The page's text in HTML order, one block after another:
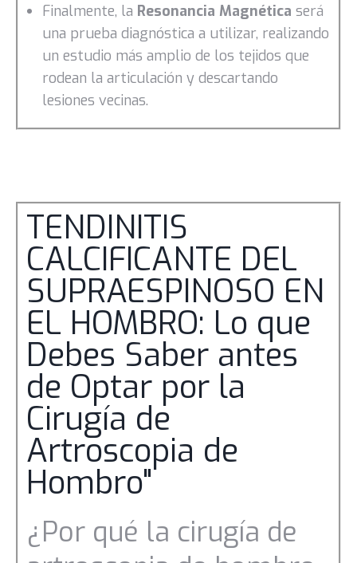
Finalmente, la Resonancia Magnética será
una prueba diagnóstica a utilizar, realizando
un estudio más amplio de los tejidos que
rodean la articulación y descartando
lesiones vecinas.
TENDINITIS
CALCIFICANTE DEL
SUPRAESPINOSO EN
EL HOMBRO: Lo que
Debes Saber antes
de Optar por la
Cirugía de
Artroscopia de
Hombro"
¿Por qué la cirugía de